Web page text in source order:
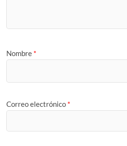
Nombre *
Correo electrónico *